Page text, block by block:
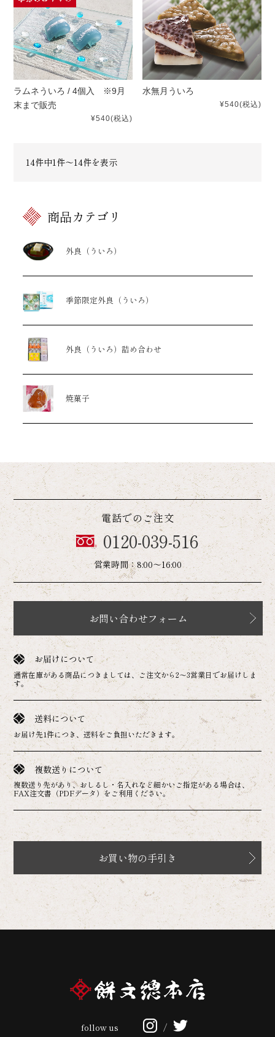
ラムネういろ / 4個入 ※9月
末まで販売
¥540(税込)
水無月ういろ
¥540(税込)
14件中1件～14件を表示
商品カテゴリ
外良（ういろ）
季節限定外良 （ういろ）
外良（ういろ） 詰め合わせ
焼菓子
電話でのご注文
0120-039-516
営業時間：8:00～16:00
お問い合わせフォーム
お届けについて
通常在庫がある商品につきましては、ご注文から2～3営業日でお届けしま
す。
送料について
お届け先1件につき、送料をご負担いただきます。
複数送りについて
複数送り先があり、おしるし・名入れなど細かいご指定がある場合は、
FAX注文書（PDFデータ）をご利用ください。
お買い物の手引き
follow us /